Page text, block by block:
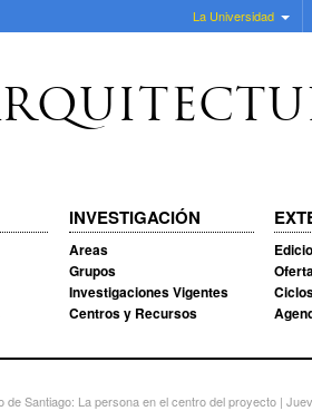
La Universidad
INVESTIGACIÓN
Areas
Grupos
Investigaciones Vigentes
Centros y Recursos
de Santiago: La persona en el centro del proyecto |